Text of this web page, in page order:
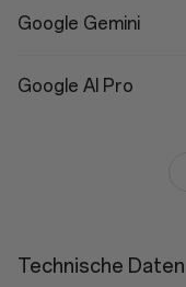
Google Gemini
Google AI Pro
Technische Daten